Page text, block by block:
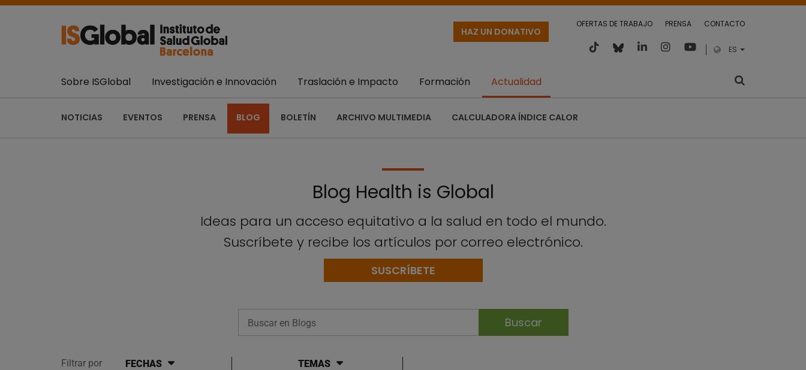
OFERTAS DE TRABAJO PRENSA CONTACTO
ES
HAZ UN DONATIVO
Sobre ISGlobal Investigación e Innovación Traslación e Impacto Formación Actualidad
NOTICIAS EVENTOS PRENSA BLOG BOLETÍN ARCHIVO MULTIMEDIA CALCULADORA ÍNDICE CALOR
Blog Health is Global
Ideas para un acceso equitativo a la salud en todo el mundo.
Suscríbete y recibe los artículos por correo electrónico.
SUSCRÍBETE
Buscar en Blogs
Filtrar por FECHAS TEMAS